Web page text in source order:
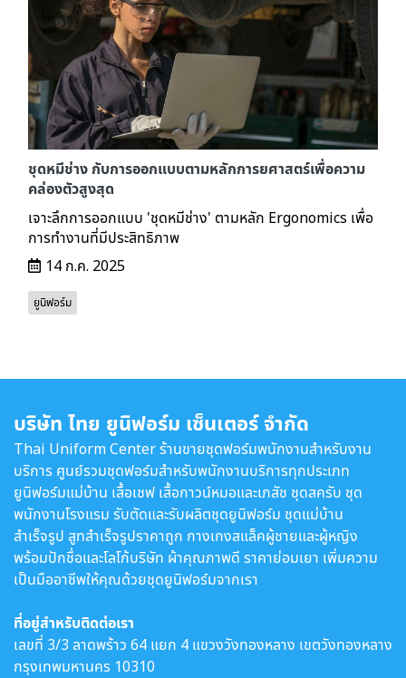
ชุดหมีช่าง กับการออกแบบตามหลักการยศาสตร์เพื่อความ
คล่องตัวสูงสุด
เจาะลึกการออกแบบ 'ชุดหมีช่าง' ตามหลัก Ergonomics เพื่อ
การทำงานที่มีประสิทธิภาพ
14 ก.ค. 2025
ยูนิฟอร์ม
บริษัท ไทย ยูนิฟอร์ม เซ็นเตอร์ จำกัด
Thai Uniform Center ร้านขายชุดฟอร์มพนักงานสำหรับงาน
บริการ ศูนย์รวมชุดฟอร์มสำหรับพนักงานบริการทุกประเภท
ยูนิฟอร์มแม่บ้าน เสื้อเชฟ เสื้อกาวน์หมอและเภสัช ชุดสครับ ชุด
พนักงานโรงแรม รับตัดและรับผลิตชุดยูนิฟอร์ม ชุดแม่บ้าน
สำเร็จรูป สูทสำเร็จรูปราคาถูก กางเกงสแล็คผู้ชายและผู้หญิง
พร้อมปักชื่อและโลโก้บริษัท ผ้าคุณภาพดี ราคาย่อมเยา เพิ่มความ
เป็นมืออาชีพให้คุณด้วยชุดยูนิฟอร์มจากเรา
ที่อยู่สำหรับติดต่อเรา
เลขที่ 3/3 ลาดพร้าว 64 แยก 4 แขวงวังทองหลาง เขตวังทองหลาง
กรุงเทพมหานคร 10310